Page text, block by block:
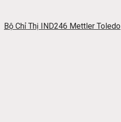
Bộ Chỉ Thị IND246 Mettler Toledo